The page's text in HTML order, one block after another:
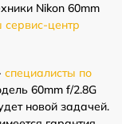
Nikon 60mm
сервис-центр
специалисты по
60mm f/2.8G
новой задачей.